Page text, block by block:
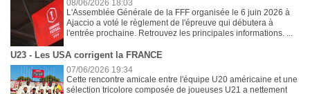
08/06/2026 18:03
L'Assemblée Générale de la FFF organisée le 6 juin 2026 à
Ajaccio a voté le règlement de l'épreuve qui débutera à
l'entrée prochaine. Retrouvez les principales informations. ...
U23 - Les USA corrigent la FRANCE
07/06/2026 19:34
Cette rencontre amicale entre l'équipe U20 américaine et une
sélection tricolore composée de joueuses U21 a nettement